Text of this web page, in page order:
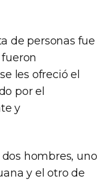
de personas fue
les ofreció el
por el
y
hombres, uno
y el otro de